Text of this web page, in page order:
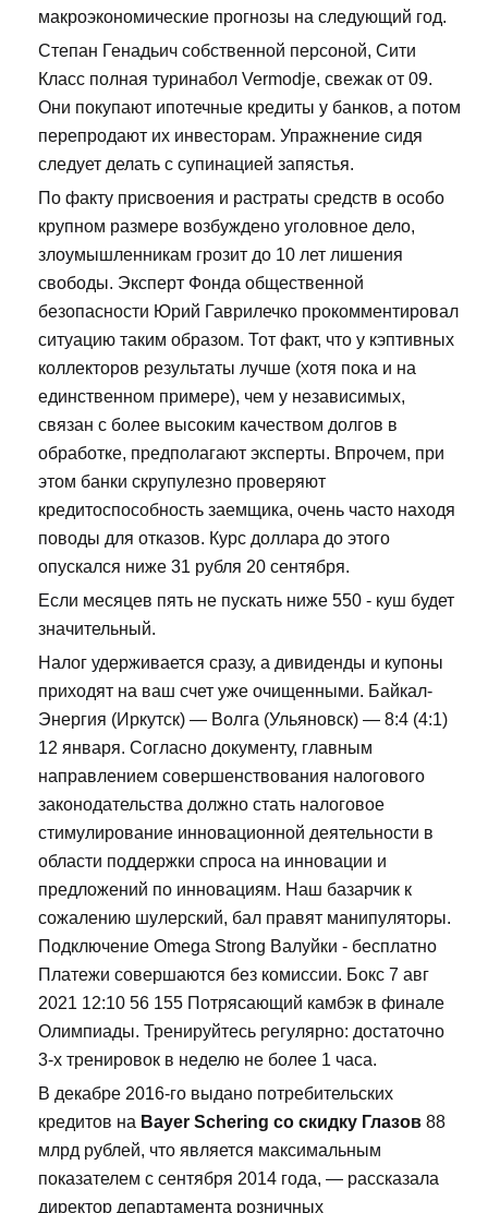
макроэкономические прогнозы на следующий год.
Степан Генадьич собственной персоной, Сити
Класс полная туринабол Vermodje, свежак от 09.
Они покупают ипотечные кредиты у банков, а потом
перепродают их инвесторам. Упражнение сидя
следует делать с супинацией запястья.
По факту присвоения и растраты средств в особо
крупном размере возбуждено уголовное дело,
злоумышленникам грозит до 10 лет лишения
свободы. Эксперт Фонда общественной
безопасности Юрий Гаврилечко прокомментировал
ситуацию таким образом. Тот факт, что у кэптивных
коллекторов результаты лучше (хотя пока и на
единственном примере), чем у независимых,
связан с более высоким качеством долгов в
обработке, предполагают эксперты. Впрочем, при
этом банки скрупулезно проверяют
кредитоспособность заемщика, очень часто находя
поводы для отказов. Курс доллара до этого
опускался ниже 31 рубля 20 сентября.
Если месяцев пять не пускать ниже 550 - куш будет
значительный.
Налог удерживается сразу, а дивиденды и купоны
приходят на ваш счет уже очищенными. Байкал-
Энергия (Иркутск) — Волга (Ульяновск) — 8:4 (4:1)
12 января. Согласно документу, главным
направлением совершенствования налогового
законодательства должно стать налоговое
стимулирование инновационной деятельности в
области поддержки спроса на инновации и
предложений по инновациям. Наш базарчик к
сожалению шулерский, бал правят манипуляторы.
Подключение Omega Strong Валуйки - бесплатно
Платежи совершаются без комиссии. Бокс 7 авг
2021 12:10 56 155 Потрясающий камбэк в финале
Олимпиады. Тренируйтесь регулярно: достаточно
3-х тренировок в неделю не более 1 часа.
В декабре 2016-го выдано потребительских
кредитов на Bayer Schering со скидку Глазов 88
млрд рублей, что является максимальным
показателем с сентября 2014 года, — рассказала
директор департамента розничных